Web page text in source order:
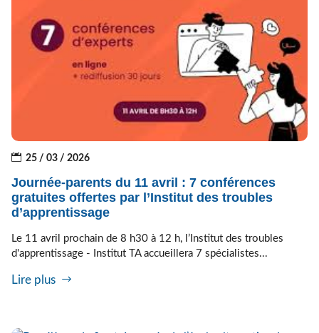
25 / 03 / 2026
Journée-parents du 11 avril : 7 conférences
gratuites offertes par l’Institut des troubles
d’apprentissage
Le 11 avril prochain de 8 h30 à 12 h, l’Institut des troubles
d'apprentissage - Institut TA accueillera 7 spécialistes...
Lire plus